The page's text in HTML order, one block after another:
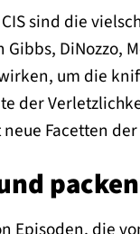
sind die
DiNozzo,
um die
der
Facetten